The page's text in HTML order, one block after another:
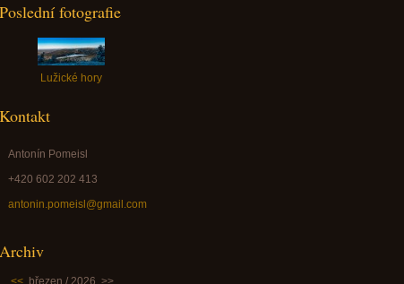
Poslední fotografie
Lužické hory
Kontakt
Antonín Pomeisl
+420 602 202 413
antonin.pomeisl@gmail.com
Archiv